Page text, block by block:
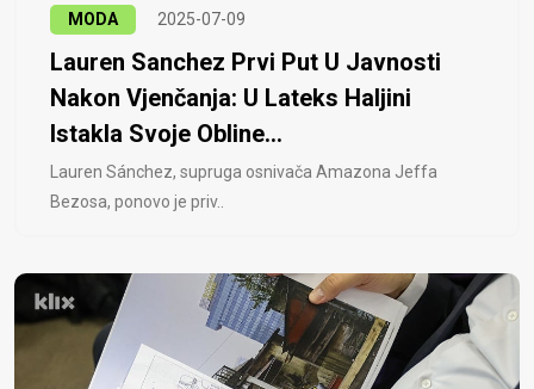
MODA 2025-07-09
Lauren Sanchez Prvi Put U Javnosti
Nakon Vjenčanja: U Lateks Haljini
Istakla Svoje Obline...
Lauren Sánchez, supruga osnivača Amazona Jeffa
Bezosa, ponovo je priv..